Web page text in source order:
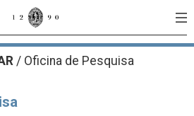
/ Oficina de Pesquisa